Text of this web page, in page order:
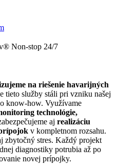
Non-stop 24/7
na riešenie havarijných
tieto služby stáli pri vzniku našej
know-how. Využívame
technológie,
aj realizáciu
v kompletnom rozsahu.
zbytočný stres. Každý projekt
diagnostiky potrubia až po
novej prípojky.